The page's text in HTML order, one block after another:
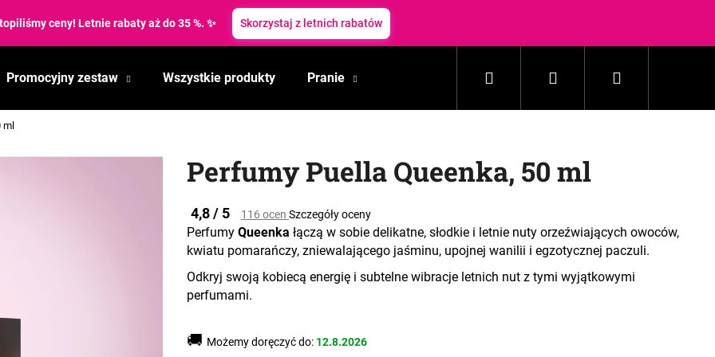
ceny! Letnie rabaty aż do 35 %. ✨ Skorzystaj z letnich rabatów
Promocyjny zestaw Wszystkie produkty Pranie Gospodarstwo domowe Kosmetyki
Szukaj Zaloguj Koszyk
ml
Perfumy Puella Queenka, 50 ml
Średnia
ocena
produktu
wynosi
5,0
5
4,8 / 5 116 ocen Szczegóły oceny
Perfumy Queenka łączą w sobie delikatne, słodkie i letnie nuty orzeźwiających owoców,
kwiatu pomarańczy, zniewalającego jaśminu, upojnej wanilii i egzotycznej paczuli.
Odkryj swoją kobiecą energię i subtelne wibracje letnich nut z tymi wyjątkowymi
perfumami.
🚚 Możemy doręczyć do: 12.8.2026
Czego szukasz?